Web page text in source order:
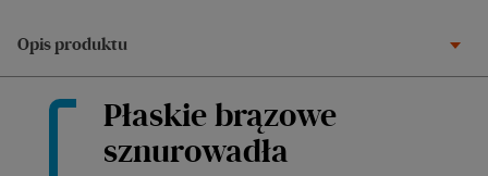
Opis produktu
Płaskie brązowe
sznurowadła